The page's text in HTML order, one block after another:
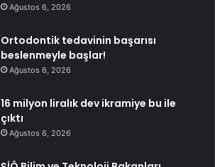
Ağustos 6, 2026
Ortodontik tedavinin başarısı
beslenmeyle başlar!
Ağustos 6, 2026
16 milyon liralık dev ikramiye bu ile
çıktı
Ağustos 6, 2026